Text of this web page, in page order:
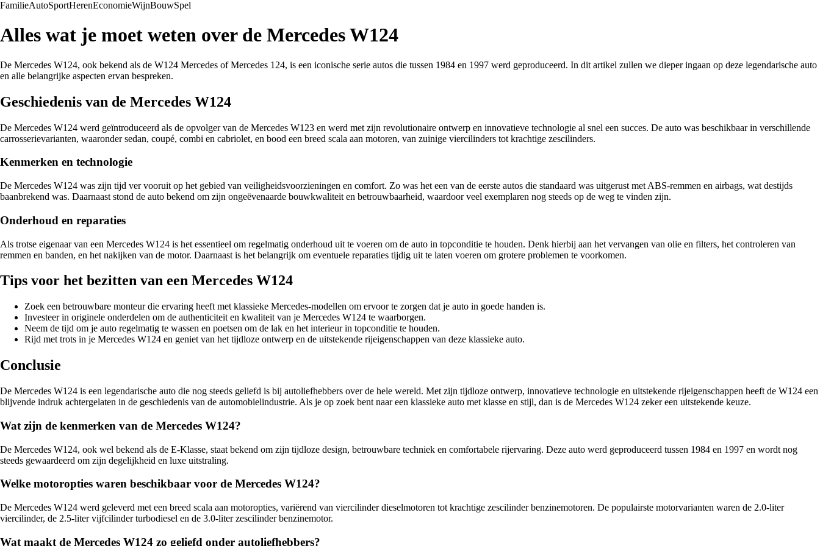
FamilieAutoSportHerenEconomieWijnBouwSpel
Alles wat je moet weten over de Mercedes W124
De Mercedes W124, ook bekend als de W124 Mercedes of Mercedes 124, is een iconische serie autos die tussen 1984 en 1997 werd geproduceerd. In dit artikel zullen we dieper ingaan op deze legendarische auto
en alle belangrijke aspecten ervan bespreken.
Geschiedenis van de Mercedes W124
De Mercedes W124 werd geïntroduceerd als de opvolger van de Mercedes W123 en werd met zijn revolutionaire ontwerp en innovatieve technologie al snel een succes. De auto was beschikbaar in verschillende
carrosserievarianten, waaronder sedan, coupé, combi en cabriolet, en bood een breed scala aan motoren, van zuinige viercilinders tot krachtige zescilinders.
Kenmerken en technologie
De Mercedes W124 was zijn tijd ver vooruit op het gebied van veiligheidsvoorzieningen en comfort. Zo was het een van de eerste autos die standaard was uitgerust met ABS-remmen en airbags, wat destijds
baanbrekend was. Daarnaast stond de auto bekend om zijn ongeëvenaarde bouwkwaliteit en betrouwbaarheid, waardoor veel exemplaren nog steeds op de weg te vinden zijn.
Onderhoud en reparaties
Als trotse eigenaar van een Mercedes W124 is het essentieel om regelmatig onderhoud uit te voeren om de auto in topconditie te houden. Denk hierbij aan het vervangen van olie en filters, het controleren van
remmen en banden, en het nakijken van de motor. Daarnaast is het belangrijk om eventuele reparaties tijdig uit te laten voeren om grotere problemen te voorkomen.
Tips voor het bezitten van een Mercedes W124
Zoek een betrouwbare monteur die ervaring heeft met klassieke Mercedes-modellen om ervoor te zorgen dat je auto in goede handen is.
Investeer in originele onderdelen om de authenticiteit en kwaliteit van je Mercedes W124 te waarborgen.
Neem de tijd om je auto regelmatig te wassen en poetsen om de lak en het interieur in topconditie te houden.
Rijd met trots in je Mercedes W124 en geniet van het tijdloze ontwerp en de uitstekende rijeigenschappen van deze klassieke auto.
Conclusie
De Mercedes W124 is een legendarische auto die nog steeds geliefd is bij autoliefhebbers over de hele wereld. Met zijn tijdloze ontwerp, innovatieve technologie en uitstekende rijeigenschappen heeft de W124 een
blijvende indruk achtergelaten in de geschiedenis van de automobielindustrie. Als je op zoek bent naar een klassieke auto met klasse en stijl, dan is de Mercedes W124 zeker een uitstekende keuze.
Wat zijn de kenmerken van de Mercedes W124?
De Mercedes W124, ook wel bekend als de E-Klasse, staat bekend om zijn tijdloze design, betrouwbare techniek en comfortabele rijervaring. Deze auto werd geproduceerd tussen 1984 en 1997 en wordt nog
steeds gewaardeerd om zijn degelijkheid en luxe uitstraling.
Welke motoropties waren beschikbaar voor de Mercedes W124?
De Mercedes W124 werd geleverd met een breed scala aan motoropties, variërend van viercilinder dieselmotoren tot krachtige zescilinder benzinemotoren. De populairste motorvarianten waren de 2.0-liter
viercilinder, de 2.5-liter vijfcilinder turbodiesel en de 3.0-liter zescilinder benzinemotor.
Wat maakt de Mercedes W124 zo geliefd onder autoliefhebbers?